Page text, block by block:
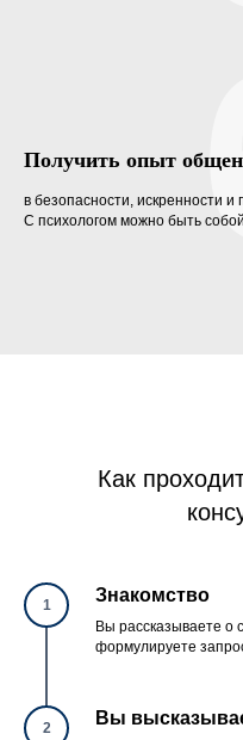
Получить опыт
в безопасности, искренности и
С психологом можно быть собой
Как
1 Знакомство
Вы рассказываете о
формулируете
2 Вы